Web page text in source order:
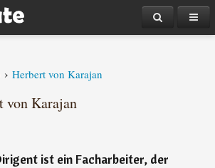
› Herbert von Karajan
von Karajan
ist ein Facharbeiter, der